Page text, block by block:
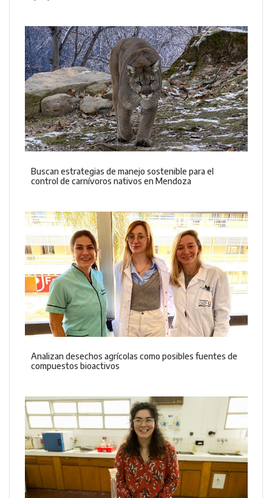
Buscan estrategias de manejo sostenible para el
control de carnívoros nativos en Mendoza
Analizan desechos agrícolas como posibles fuentes de
compuestos bioactivos